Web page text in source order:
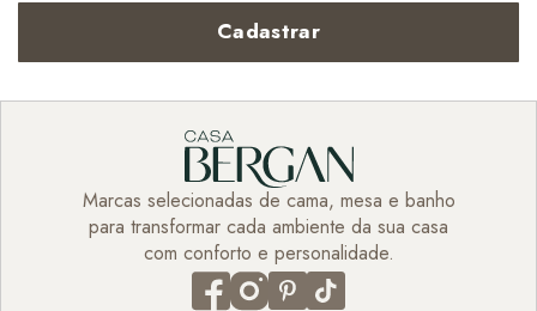
Cadastrar
Marcas selecionadas de cama, mesa e banho
para transformar cada ambiente da sua casa
com conforto e personalidade.